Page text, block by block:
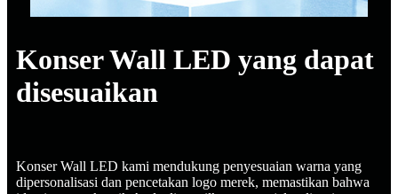
Konser Wall LED yang dapat
disesuaikan
Konser Wall LED kami mendukung penyesuaian warna yang
dipersonalisasi dan pencetakan logo merek, memastikan bahwa